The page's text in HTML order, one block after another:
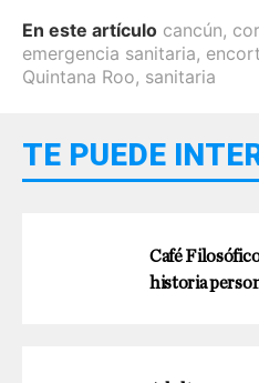
En este artículo cancún,
emergencia sanitaria,
Quintana Roo, sanitaria
TE PUEDE
Café
historia